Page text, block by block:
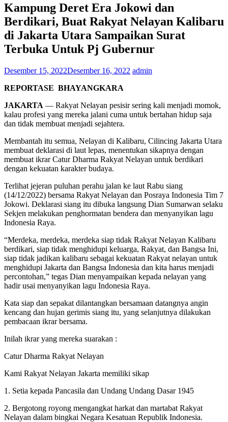
Kampung Deret Era Jokowi dan
Berdikari, Buat Rakyat Nelayan Kalibaru
di Jakarta Utara Sampaikan Surat
Terbuka Untuk Pj Gubernur
Desember 15, 2022Desember 16, 2022 admin
REPORTASE BHAYANGKARA
JAKARTA — Rakyat Nelayan pesisir sering kali menjadi momok,
kalau profesi yang mereka jalani cuma untuk bertahan hidup saja
dan tidak membuat menjadi sejahtera.
Membantah itu semua, Nelayan di Kalibaru, Cilincing Jakarta Utara
membuat deklarasi di laut lepas, menentukan sikapnya dengan
membuat ikrar Catur Dharma Rakyat Nelayan untuk berdikari
dengan kekuatan karakter budaya.
Terlihat jejeran puluhan perahu jalan ke laut Rabu siang
(14/12/2022) bersama Rakyat Nelayan dan Posraya Indonesia Tim 7
Jokowi. Deklarasi siang itu dibuka langsung Dian Sumarwan selaku
Sekjen melakukan penghormatan bendera dan menyanyikan lagu
Indonesia Raya.
“Merdeka, merdeka, merdeka siap tidak Rakyat Nelayan Kalibaru
berdikari, siap tidak menghidupi keluarga, Rakyat, dan Bangsa Ini,
siap tidak jadikan kalibaru sebagai kekuatan Rakyat nelayan untuk
menghidupi Jakarta dan Bangsa Indonesia dan kita harus menjadi
percontohan,” tegas Dian menyampaikan kepada nelayan yang
hadir usai menyanyikan lagu Indonesia Raya.
Kata siap dan sepakat dilantangkan bersamaan datangnya angin
kencang dan hujan gerimis siang itu, yang selanjutnya dilakukan
pembacaan ikrar bersama.
Inilah ikrar yang mereka suarakan :
Catur Dharma Rakyat Nelayan
Kami Rakyat Nelayan Jakarta memiliki sikap
1. Setia kepada Pancasila dan Undang Undang Dasar 1945
2. Bergotong royong mengangkat harkat dan martabat Rakyat
Nelayan dalam bingkai Negara Kesatuan Republik Indonesia.